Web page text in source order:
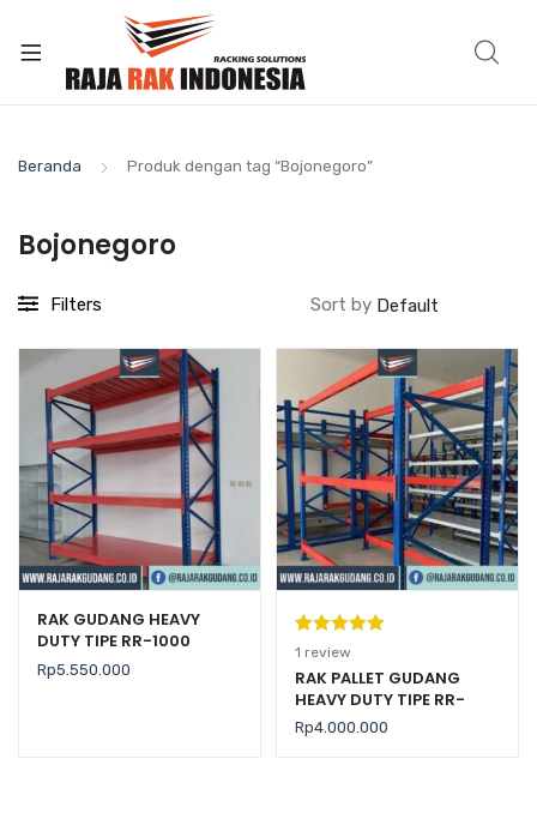
Beranda Produk dengan tag “Bojonegoro”
Bojonegoro
Filters Sort by
RAK GUDANG HEAVY
DUTY TIPE RR-1000
Rp5.550.000
Peringkat
5.00dari 5
berdasarka
n
1
penilaian
1 review
RAK PALLET GUDANG
HEAVY DUTY TIPE RR-
2000 KAPASITAS 2 TON /
LEVEL
Rp4.000.000